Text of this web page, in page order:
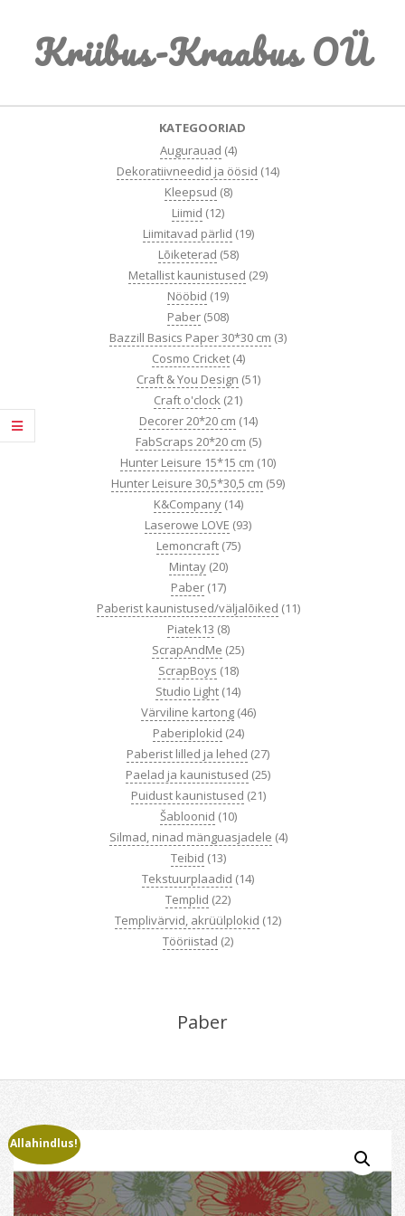
contentKriibus-Kraabus OÜ
KATEGOORIAD
Augurauad (4)
Dekoratiivneedid ja öösid (14)
Kleepsud (8)
Liimid (12)
Liimitavad pärlid (19)
Lõiketerad (58)
Metallist kaunistused (29)
Nööbid (19)
Paber (508)
Bazzill Basics Paper 30*30 cm (3)
Cosmo Cricket (4)
Craft & You Design (51)
Craft o'clock (21)
Decorer 20*20 cm (14)
FabScraps 20*20 cm (5)
Hunter Leisure 15*15 cm (10)
Hunter Leisure 30,5*30,5 cm (59)
K&Company (14)
Laserowe LOVE (93)
Lemoncraft (75)
Mintay (20)
Paber (17)
Paberist kaunistused/väljalõiked (11)
Piatek13 (8)
ScrapAndMe (25)
ScrapBoys (18)
Studio Light (14)
Värviline kartong (46)
Paberiplokid (24)
Paberist lilled ja lehed (27)
Paelad ja kaunistused (25)
Puidust kaunistused (21)
Šabloonid (10)
Silmad, ninad mänguasjadele (4)
Teibid (13)
Tekstuurplaadid (14)
Templid (22)
Templivärvid, akrüülplokid (12)
Tööriistad (2)
Paber
Allahindlus!